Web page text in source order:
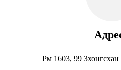
Рм 1603, 99